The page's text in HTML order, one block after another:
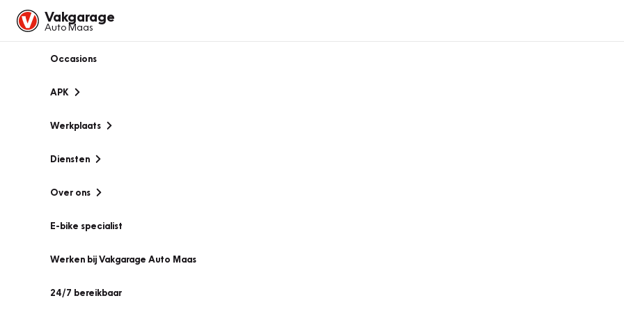
Vakgarage
Auto Maas
Occasions
APK
Werkplaats
Diensten
Over ons
E-bike specialist
Werken bij Vakgarage Auto Maas
24/7 bereikbaar